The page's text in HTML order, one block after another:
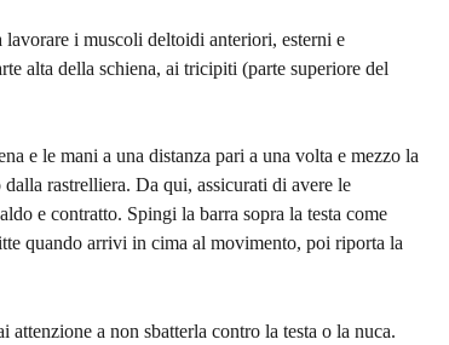
i muscoli deltoidi anteriori, esterni e
alta della schiena, ai tricipiti (parte superiore del
e le mani a una distanza pari a una volta e mezzo la
rastrelliera. Da qui, assicurati di avere le
e contratto. Spingi la barra sopra la testa come
quando arrivi in cima al movimento, poi riporta la
a non sbatterla contro la testa o la nuca.